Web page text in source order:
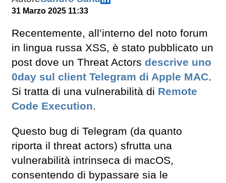
31 Marzo 2025 11:33
Recentemente, all’interno del noto forum
in lingua russa XSS, è stato pubblicato un
post dove un Threat Actors descrive uno
0day sul client Telegram di Apple MAC.
Si tratta di una vulnerabilità di Remote
Code Execution.
Questo bug di Telegram (da quanto
riporta il threat actors) sfrutta una
vulnerabilità intrinseca di macOS,
consentendo di bypassare sia le